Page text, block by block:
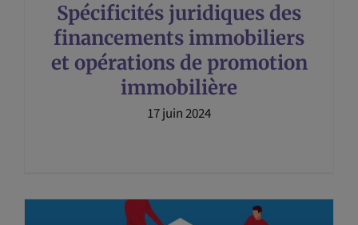
Spécificités juridiques des
financements immobiliers
et opérations de promotion
immobilière
17 juin 2024